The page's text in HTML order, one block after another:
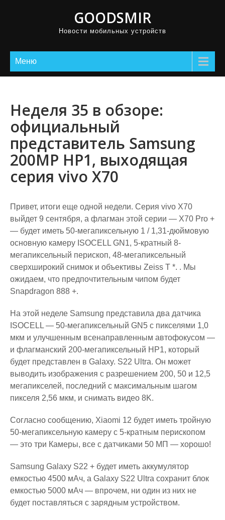
GOODSMIR
Новости мобильных устройств
Меню
Неделя 35 в обзоре:
официальный
представитель Samsung
200MP HP1, выходящая
серия vivo X70
Привет, итоги еще одной недели. Серия vivo X70
выйдет 9 сентября, а флагман этой серии — X70 Pro +
— будет иметь 50-мегапиксельную 1 / 1,31-дюймовую
основную камеру ISOCELL GN1, 5-кратный 8-
мегапиксельный перископ, 48-мегапиксельный
сверхширокий снимок и объективы Zeiss T *. . Мы
ожидаем, что предпочтительным чипом будет
Snapdragon 888 +.
На этой неделе Samsung представила два датчика
ISOCELL — 50-мегапиксельный GN5 с пикселями 1,0
мкм и улучшенным всенаправленным автофокусом —
и флагманский 200-мегапиксельный HP1, который
будет представлен в Galaxy. S22 Ultra. Он может
выводить изображения с разрешением 200, 50 и 12,5
мегапикселей, последний с максимальным шагом
пикселя 2,56 мкм, и снимать видео 8K.
Согласно сообщению, Xiaomi 12 будет иметь тройную
50-мегапиксельную камеру с 5-кратным перископом
— это три Камеры, все с датчиками 50 МП — хорошо!
Samsung Galaxy S22 + будет иметь аккумулятор
емкостью 4500 мАч, а Galaxy S22 Ultra сохранит блок
емкостью 5000 мАч — впрочем, ни один из них не
будет поставляться с зарядным устройством.